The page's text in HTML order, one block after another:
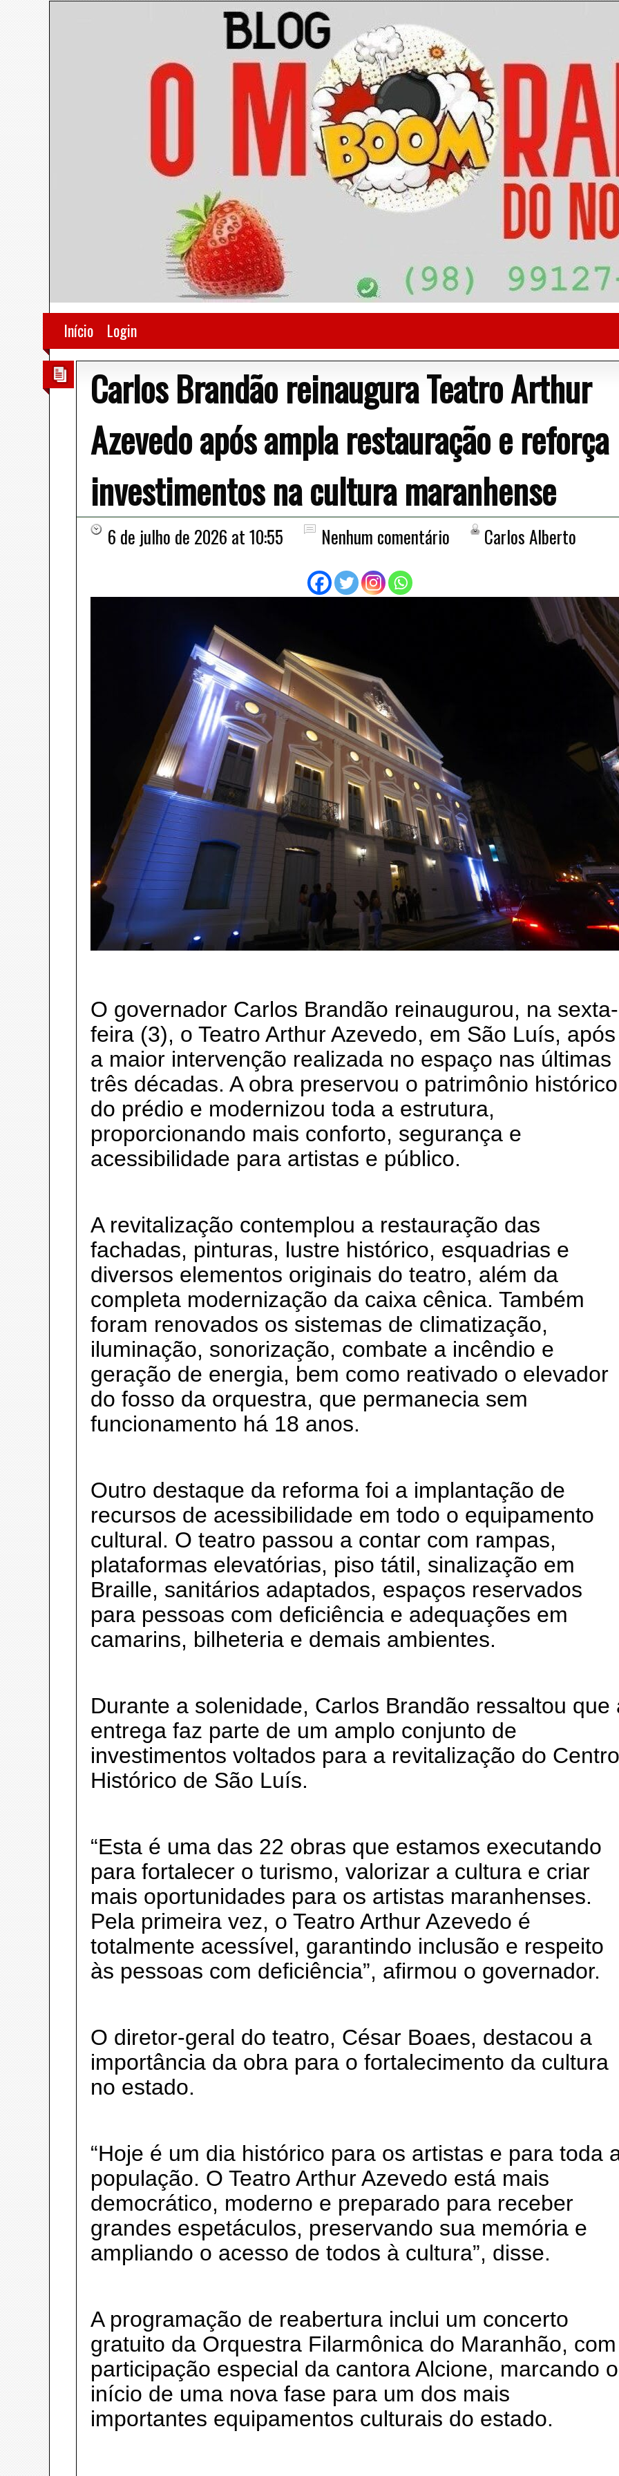
Início Login
Carlos Brandão reinaugura Teatro Arthur
Azevedo após ampla restauração e reforça
investimentos na cultura maranhense
6 de julho de 2026 at 10:55 Nenhum comentário Carlos Alberto
O governador Carlos Brandão reinaugurou, na sexta-
feira (3), o Teatro Arthur Azevedo, em São Luís, após
a maior intervenção realizada no espaço nas últimas
três décadas. A obra preservou o patrimônio histórico
do prédio e modernizou toda a estrutura,
proporcionando mais conforto, segurança e
acessibilidade para artistas e público.
A revitalização contemplou a restauração das
fachadas, pinturas, lustre histórico, esquadrias e
diversos elementos originais do teatro, além da
completa modernização da caixa cênica. Também
foram renovados os sistemas de climatização,
iluminação, sonorização, combate a incêndio e
geração de energia, bem como reativado o elevador
do fosso da orquestra, que permanecia sem
funcionamento há 18 anos.
Outro destaque da reforma foi a implantação de
recursos de acessibilidade em todo o equipamento
cultural. O teatro passou a contar com rampas,
plataformas elevatórias, piso tátil, sinalização em
Braille, sanitários adaptados, espaços reservados
para pessoas com deficiência e adequações em
camarins, bilheteria e demais ambientes.
Durante a solenidade, Carlos Brandão ressaltou que
entrega faz parte de um amplo conjunto de
investimentos voltados para a revitalização do Centro
Histórico de São Luís.
“Esta é uma das 22 obras que estamos executando
para fortalecer o turismo, valorizar a cultura e criar
mais oportunidades para os artistas maranhenses.
Pela primeira vez, o Teatro Arthur Azevedo é
totalmente acessível, garantindo inclusão e respeito
às pessoas com deficiência”, afirmou o governador.
O diretor-geral do teatro, César Boaes, destacou a
importância da obra para o fortalecimento da cultura
no estado.
“Hoje é um dia histórico para os artistas e para toda
população. O Teatro Arthur Azevedo está mais
democrático, moderno e preparado para receber
grandes espetáculos, preservando sua memória e
ampliando o acesso de todos à cultura”, disse.
A programação de reabertura inclui um concerto
gratuito da Orquestra Filarmônica do Maranhão, com
participação especial da cantora Alcione, marcando o
início de uma nova fase para um dos mais
importantes equipamentos culturais do estado.